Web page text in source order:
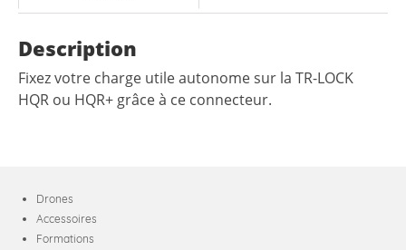
Description
Fixez votre charge utile autonome sur la TR-LOCK
HQR ou HQR+ grâce à ce connecteur.
Drones
Accessoires
Formations